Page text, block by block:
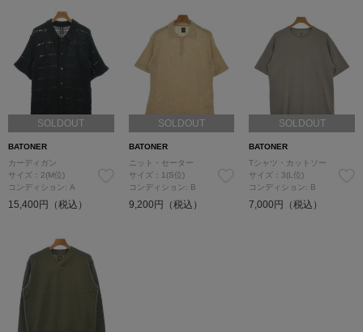
SOLDOUT
BATONER
カーディガン
サイズ：2(M位)
コンディション: A
15,400円（税込）
SOLDOUT
BATONER
ニット・セーター
サイズ：1(S位)
コンディション: B
9,200円（税込）
SOLDOUT
BATONER
Tシャツ・カットソー
サイズ：3(L位)
コンディション: B
7,000円（税込）